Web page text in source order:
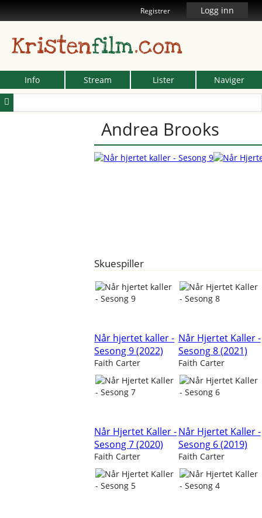
Registrer Logg inn
Kristenfilm.com
Info Stream Lister Naviger
Andrea Brooks
Skuespiller
Når hjertet kaller -
Sesong 9 (2022)
Faith Carter
Når Hjertet Kaller -
Sesong 8 (2021)
Faith Carter
Når Hjertet Kaller -
Sesong 7 (2020)
Faith Carter
Når Hjertet Kaller -
Sesong 6 (2019)
Faith Carter